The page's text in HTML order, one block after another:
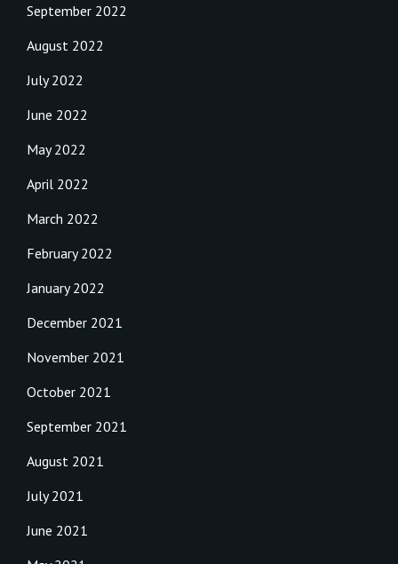
September 2022
August 2022
July 2022
June 2022
May 2022
April 2022
March 2022
February 2022
January 2022
December 2021
November 2021
October 2021
September 2021
August 2021
July 2021
June 2021